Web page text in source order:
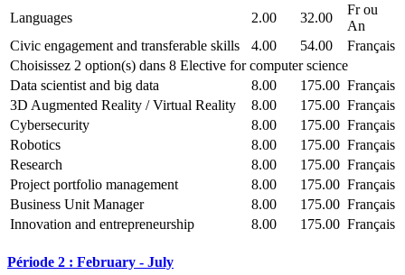
Languages 2.00 32.00
Fr ou
An
Civic engagement and transferable skills
4.00 54.00
Français
Choisissez 2 option(s) dans 8 Elective for computer science
Data scientist and big data
8.00 175.00 Français
3D Augmented Reality / Virtual Reality
8.00 175.00 Français
Cybersecurity
8.00 175.00 Français
Robotics
8.00 175.00 Français
Research
8.00 175.00 Français
Project portfolio management
8.00 175.00 Français
Business Unit Manager
8.00 175.00 Français
Innovation and entrepreneurship
8.00 175.00 Français
Période 2 : February - July